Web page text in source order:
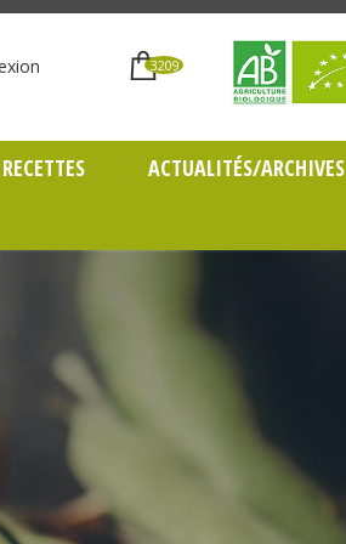
3209
RECETTES ACTUALITÉS/ARCHIVES